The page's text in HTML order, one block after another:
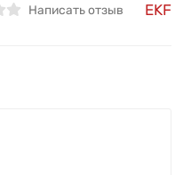
Написать отзыв EKF